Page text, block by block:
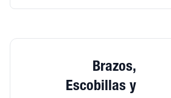
Brazos,
Escobillas y